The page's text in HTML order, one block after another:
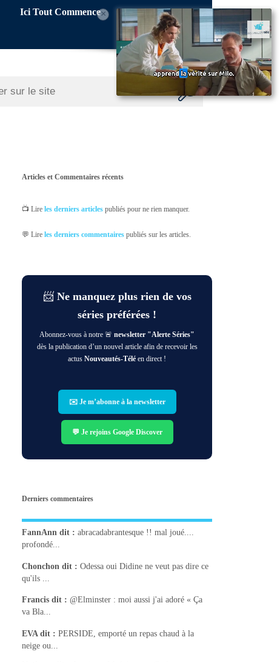
Ici Tout Commence×
Articles et Commentaires récents
📺 Lireles derniers articles publiés pour ne rien manquer.
💬 Lireles derniers commentaires publiés sur les articles.
📨 Ne manquez plus rien de vos
séries préférées !
Abonnez-vous à notre 🚨newsletter "Alerte Séries"
dès la publication d’un nouvel article afin de recevoir les
actusNouveautés-Télé en direct !
✉️ Je m’abonne à la newsletter
💬 Je rejoins Google Discover
Derniers commentaires
FannAnn dit : abracadabrantesque !! mal joué....
profondé...
Chonchon dit : Odessa oui Didine ne veut pas dire ce
qu'ils ...
Francis dit : @Elminster : moi aussi j'ai adoré « Ça
va Bla...
EVA dit : PERSIDE, emporté un repas chaud à la
neige ou...